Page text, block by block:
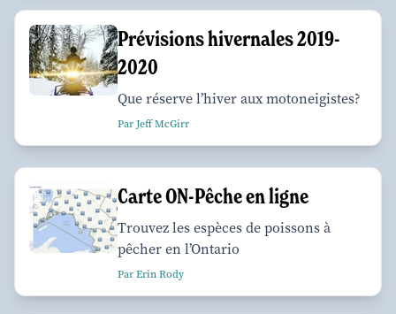
Prévisions hivernales 2019-
2020
Que réserve l’hiver aux motoneigistes?
Par Jeff McGirr
Carte ON-Pêche en ligne
Trouvez les espèces de poissons à
pêcher en l’Ontario
Par Erin Rody